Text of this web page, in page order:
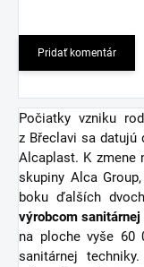
Pridať komentár
Počiatky vzniku
z Břeclavi sa datujú
Alcaplast. K zmene
skupiny Alca
boku ďalších
výrobcom
na ploche vyše 60
sanitárnej